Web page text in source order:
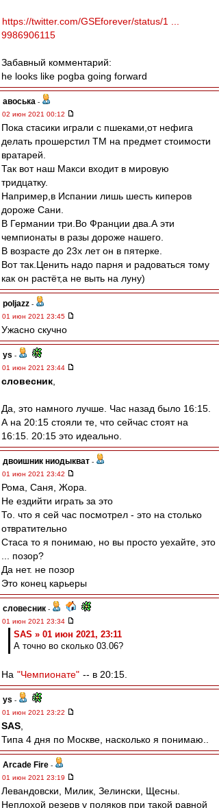
https://twitter.com/GSEforever/status/1 ...
9986906115
Забавный комментарий:
he looks like pogba going forward
авоська -
02 июн 2021 00:12
Пока стасики играли с пшеками,от нефига
делать прошерстил ТМ на предмет стоимости
вратарей.
Так вот наш Макси входит в мировую
тридцатку.
Например,в Испании лишь шесть киперов
дороже Сани.
В Германии три.Во Франции два.А эти
чемпионаты в разы дороже нашего.
В возрасте до 23х лет он в пятерке.
Вот так.Ценить надо парня и радоваться тому
как он растёт,а не выть на луну)
poljazz -
01 июн 2021 23:45
Ужасно скучно
ys -
01 июн 2021 23:44
словесник
Да, это намного лучше. Час назад было 16:15.
А на 20:15 стояли те, что сейчас стоят на
16:15. 20:15 это идеально.
двоишник ниодыкват -
01 июн 2021 23:42
Рома, Саня, Жора.
Не ездийти играть за это
То. что я сей час посмотрел - это на столько
отвратительно
Стаса то я понимаю, но вы просто уехайте, это
... позор?
Да нет. не позор
Это конец карьеры
словесник -
01 июн 2021 23:34
SAS » 01 июн 2021, 23:11
А точно во сколько 03.06?
На "Чемпионате" -- в 20:15.
ys -
01 июн 2021 23:22
SAS
Типа 4 дня по Москве, насколько я понимаю..
Arcade Fire -
01 июн 2021 23:19
Левандовски, Милик, Зелински, Щесны.
Неплохой резерв у поляков при такой равной